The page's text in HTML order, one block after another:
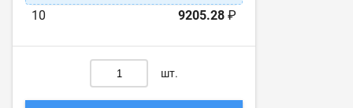
10
9205.28 ₽
шт.